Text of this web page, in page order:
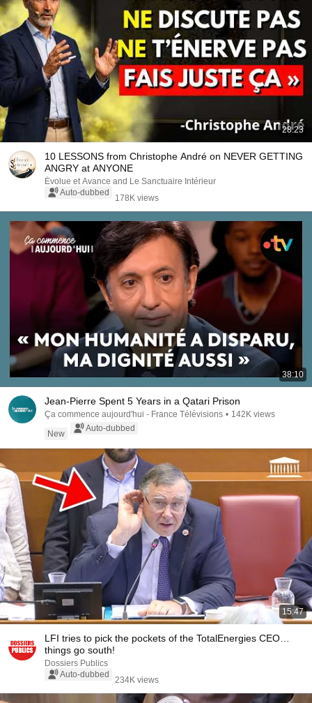
28:23
10 LESSONS from Christophe André on NEVER GETTING
ANGRY at ANYONE
Évolue et Avance and Le Sanctuaire Intérieur
Auto-dubbed
178K views
38:10
Jean-Pierre Spent 5 Years in a Qatari Prison
Ça commence aujourd'hui - France Télévisions • 142K views
New
Auto-dubbed
15:47
LFI tries to pick the pockets of the TotalEnergies CEO…
things go south!
Dossiers Publics
Auto-dubbed
234K views